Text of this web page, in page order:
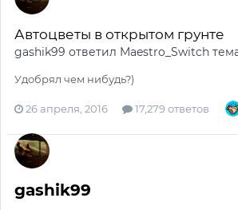
Автоцветы в открытом грунте
gashik99 ответил Maestro_Switch
Удобрял чем нибудь?)
26 апреля, 2016 17,279 ответов
gashik99